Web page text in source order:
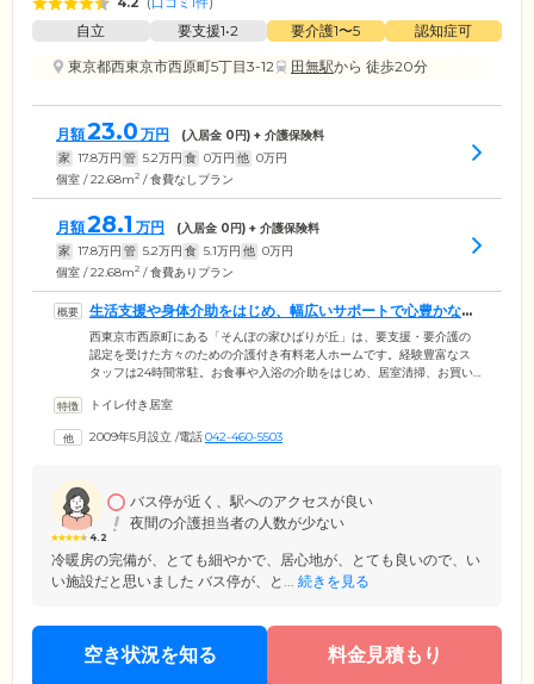
自立 要支援1•2 要介護1〜5
認知症可
東京都西東京市西原町5丁目3-12
田無駅から 徒歩20分
月額23.0 万円 (入居金 0円) + 介護保険料
家 17.8万円 管 5.2万円 食 0万円 他 0万円
個室 / 22.68m2 / 食費なしプラン
月額28.1 万円 (入居金 0円) + 介護保険料
家 17.8万円 管 5.2万円 食 5.1万円 他 0万円
個室 / 22.68m2 / 食費ありプラン
生活支援や身体介助をはじめ、幅広いサポートで心豊かな毎
日をお守りします
西東京市西原町にある「そんぽの家ひばりが丘」は、要支援・要介護の
認定を受けた方々のための介護付き有料老人ホームです。経験豊富なス
タッフは24時間常駐。お食事や入浴の介助をはじめ、居室清掃、お買い
な毎日をお守りします。館内は主要な扉を引き戸で統一し、随所に手す
室、キッチン、収納、ナースコールなどを完備しています。そのほか認
あふれています。
トイレ付き居室
2009年5月設立 /電話042-460-5503
4.2
バス停が近く、駅へのアクセスが良い
夜間の介護担当者の人数が少ない
冷暖房の完備が、とても細やかで、居心地が、とても良いので、い
い施設だと思いました バス停が、と... 続きを見る
空き状況を知る 料金見積もり